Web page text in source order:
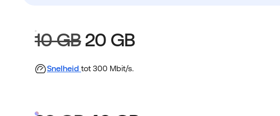
10 GB20 GB
Snelheid tot 300 Mbit/s.